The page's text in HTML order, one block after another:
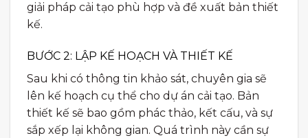
giải pháp cải tạo phù hợp và đề xuất bản thiết
kế.
BƯỚC 2: LẬP KẾ HOẠCH VÀ THIẾT KẾ
Sau khi có thông tin khảo sát, chuyên gia sẽ
lên kế hoạch cụ thể cho dự án cải tạo. Bản
thiết kế sẽ bao gồm phác thảo, kết cấu, và sự
sắp xếp lại không gian. Quá trình này cần sự